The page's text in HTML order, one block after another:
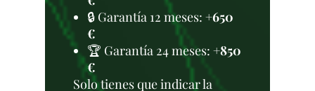
🔒 Garantía 12 meses: +650
€
🏆 Garantía 24 meses: +850
€
Solo tienes que indicar la